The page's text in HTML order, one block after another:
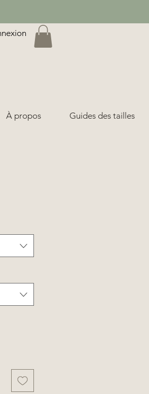
À propos Guides des tailles